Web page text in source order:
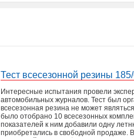
Тест всесезонной резины
Интересные испытания провели
автомобильных журналов. Тест был
всесезонная резина не может
было отобрано 10 всесезонных
показателей к ним добавили одну
приобретались в свободной продаже.